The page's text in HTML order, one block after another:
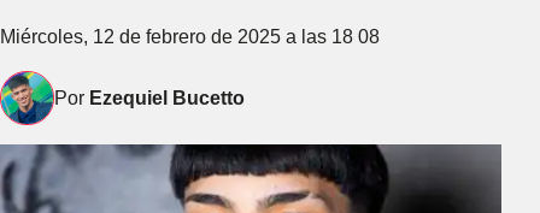
Miércoles, 12 de febrero de 2025 a las 18 08
Por Ezequiel Bucetto